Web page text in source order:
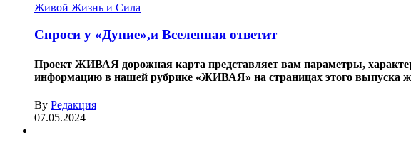
Живой Жизнь и Сила
Спроси у «Дуние»,и Вселенная ответит
Проект ЖИВАЯ дорожная карта представляет вам параметры,
информацию в нашей рубрике «ЖИВАЯ» на страницах этого выпуска
By Редакция
07.05.2024